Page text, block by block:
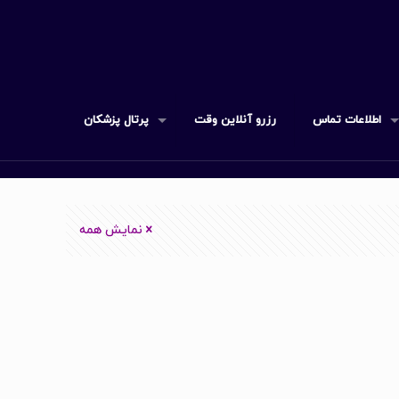
اطلاعات تماس رزرو آنلاین وقت پرتال پزشکان
نمایش همه